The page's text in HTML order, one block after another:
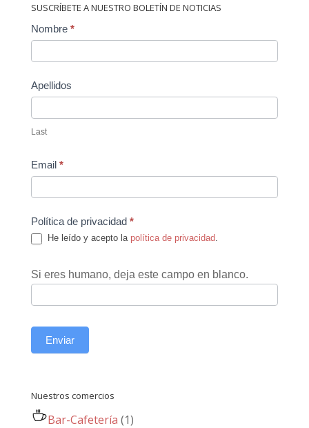
SUSCRÍBETE A NUESTRO BOLETÍN DE NOTICIAS
Contact
Nombre *
Apellidos
Last
Email *
Política de privacidad *
He leído y acepto la política de privacidad
Si eres humano, deja este campo en blanco.
Enviar
Nuestros comercios
Bar-Cafetería (1)